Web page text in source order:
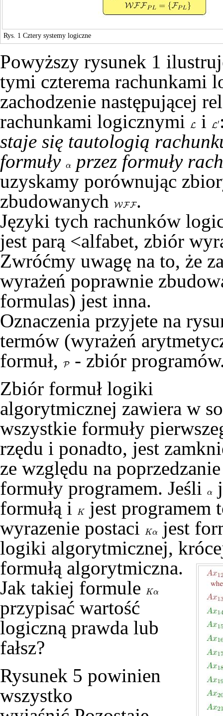
Rys. 1 Cztery systemy logiczne
Powyższy rysunek 1
tymi czterema rachunkami
zachodzenie następującej
rachunkami logicznymi
L
L i L′
L′
staje się tautologią
formuły
α
α
przez formuły
uzyskamy porównując
zbudowanych
WFF
WFF .
Języki tych rachunków
jest parą <alfabet, zbiór
Zwróćmy uwagę na to, że
wyrażeń poprawnie
formulas) jest inna.
Oznaczenia przyjete na
termów (wyrażeń
formuł,
P
P
- zbiór
Zbiór formuł logiki
algorytmicznej zawiera w
wszystkie formuły
rzędu i ponadto, jest
ze względu na poprzedzanie
formuły programem. Jeśli
α
α
formułą i
K
K
jest programem
wyrazenie postaci
Kα
Kα
jest
logiki algorytmicznej,
formułą algorytmiczna.
Jak takiej formule
Kα
Kα
przypisać wartość
logiczną prawda lub
fałsz?
Rysunek 5 powinien
wszystko